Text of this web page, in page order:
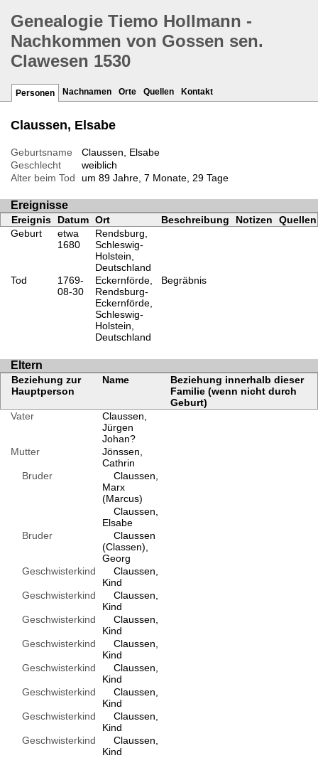
Genealogie Tiemo Hollmann -
Nachkommen von Gossen sen.
Clawesen 1530
Personen Nachnamen Orte Quellen Kontakt
Claussen, Elsabe
Geburtsname
Claussen, Elsabe
Geschlecht
weiblich
Alter beim Tod
um 89 Jahre, 7 Monate, 29 Tage
Ereignisse
Ereignis Datum Ort Beschreibung Notizen
Quellen
Geburt
etwa
1680
Rendsburg,
Schleswig-
Holstein,
Deutschland
Tod
1769-
08-30
Eckernförde,
Rendsburg-
Eckernförde,
Schleswig-
Holstein,
Deutschland
Begräbnis
Eltern
Beziehung zur
Hauptperson
Name
Beziehung innerhalb dieser
Familie (wenn nicht durch
Geburt)
Vater
Claussen,
Jürgen
Johan?
Mutter
Jönssen,
Cathrin
Bruder
Claussen,
Marx
(Marcus)
Claussen,
Elsabe
Bruder
Claussen
(Classen),
Georg
Geschwisterkind
Claussen,
Kind
Geschwisterkind
Claussen,
Kind
Geschwisterkind
Claussen,
Kind
Geschwisterkind
Claussen,
Kind
Geschwisterkind
Claussen,
Kind
Geschwisterkind
Claussen,
Kind
Geschwisterkind
Claussen,
Kind
Geschwisterkind
Claussen,
Kind